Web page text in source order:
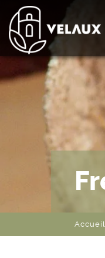
Accueil